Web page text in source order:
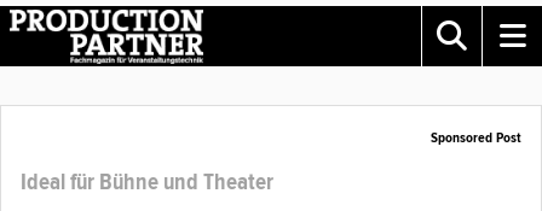
Sponsored Post
Ideal für Bühne und Theater